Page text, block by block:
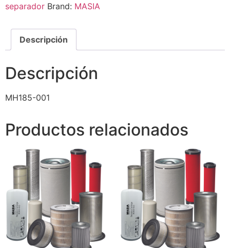
separador Brand: MASIA
Descripción
Descripción
MH185-001
Productos relacionados